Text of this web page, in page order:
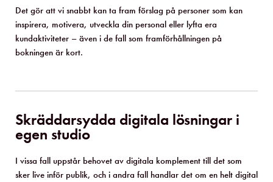
Det gör att vi snabbt kan ta fram förslag på personer som kan
inspirera, motivera, utveckla din personal eller lyfta era
kundaktiviteter – även i de fall som framförhållningen på
bokningen är kort.
Skräddarsydda digitala lösningar i
egen studio
I vissa fall uppstår behovet av digitala komplement till det som
sker live inför publik, och i andra fall handlar det om en helt digital